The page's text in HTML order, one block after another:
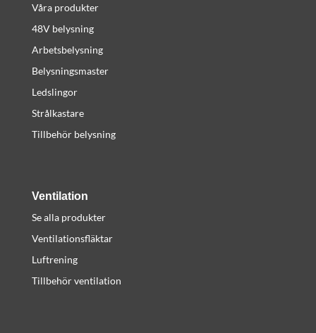
Våra produkter
48V belysning
Arbetsbelysning
Belysningsmaster
Ledslingor
Strålkastare
Tillbehör belysning
Ventilation
Se alla produkter
Ventilationsfläktar
Luftrening
Tillbehör ventilation